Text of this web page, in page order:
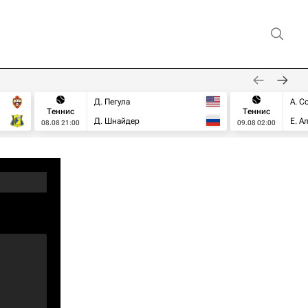
Теннис
08.08 21:00
Д. Пегула
Д. Шнайдер
Теннис
09.08 02:00
А.
Е.